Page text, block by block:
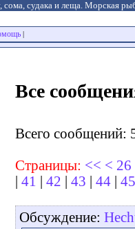
сома, судака и леща. Морская
Все
Всего сообщений:
Страницы: << < 26
41 42 43 44 45
Обсуждение: